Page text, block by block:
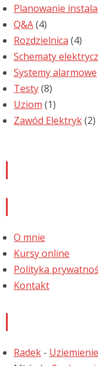
Planowanie
Q&A(4)
Rozdzielnica (4)
Schematy
Systemy alarmowe
Testy(8)
Uziom (1)
Zawód Elektryk(2)
O mnie
Kursy online
Polityka
Kontakt
Radek -